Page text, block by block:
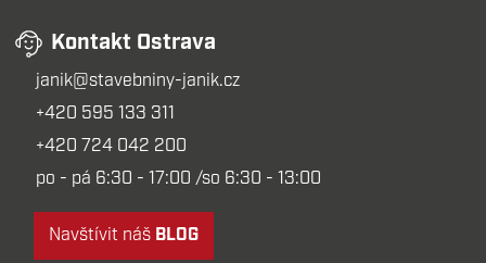
Kontakt Ostrava
janik@stavebniny-janik.cz
+420 595 133 311
+420 724 042 200
po - pá 6:30 - 17:00 /so 6:30 - 13:00
Navštívit náš BLOG